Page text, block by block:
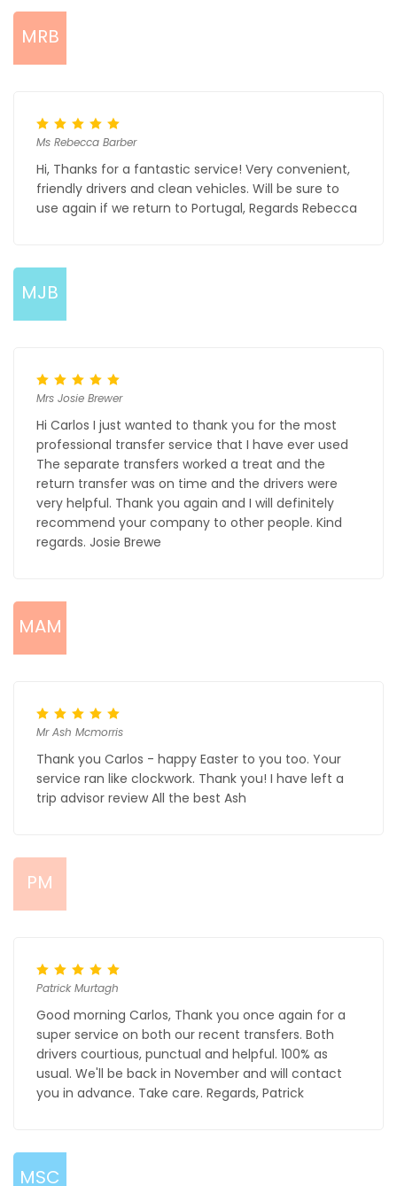
MRB
Ms Rebecca Barber
Hi, Thanks for a fantastic service! Very convenient,
friendly drivers and clean vehicles. Will be sure to
use again if we return to Portugal, Regards Rebecca
MJB
Mrs Josie Brewer
Hi Carlos I just wanted to thank you for the most
professional transfer service that I have ever used
The separate transfers worked a treat and the
return transfer was on time and the drivers were
very helpful. Thank you again and I will definitely
recommend your company to other people. Kind
regards. Josie Brewe
MAM
Mr Ash Mcmorris
Thank you Carlos - happy Easter to you too. Your
service ran like clockwork. Thank you! I have left a
trip advisor review All the best Ash
PM
Patrick Murtagh
Good morning Carlos, Thank you once again for a
super service on both our recent transfers. Both
drivers courtious, punctual and helpful. 100% as
usual. We'll be back in November and will contact
you in advance. Take care. Regards, Patrick
MSC